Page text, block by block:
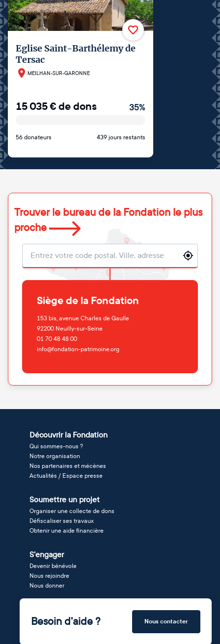
Eglise Saint-Barthélemy de
Tersac
MEILHAN-SUR-GARONNE
15 035€de dons 35%
56 donateurs 439 jours restants
Trouver le bureau de la Fondation le plus
proche
Localisation
Siège de la Fondation
153 bis, avenue Charles de Gaulle
92200 Neuilly-sur-Seine
01 70 48 48 00
info@fondation-patrimoine.org
Découvrir la Fondation
Qui sommes-nous ?
Notre organisation
Nos partenaires et mécènes
Actualités / Espace presse
Soumettre un projet
Organiser une collecte de dons
Défiscaliser ses travaux
Obtenir une aide financière
S'engager
Devenir bénévole
Nous rejoindre
Nous donner
Besoin d'aide ? Nous contacter